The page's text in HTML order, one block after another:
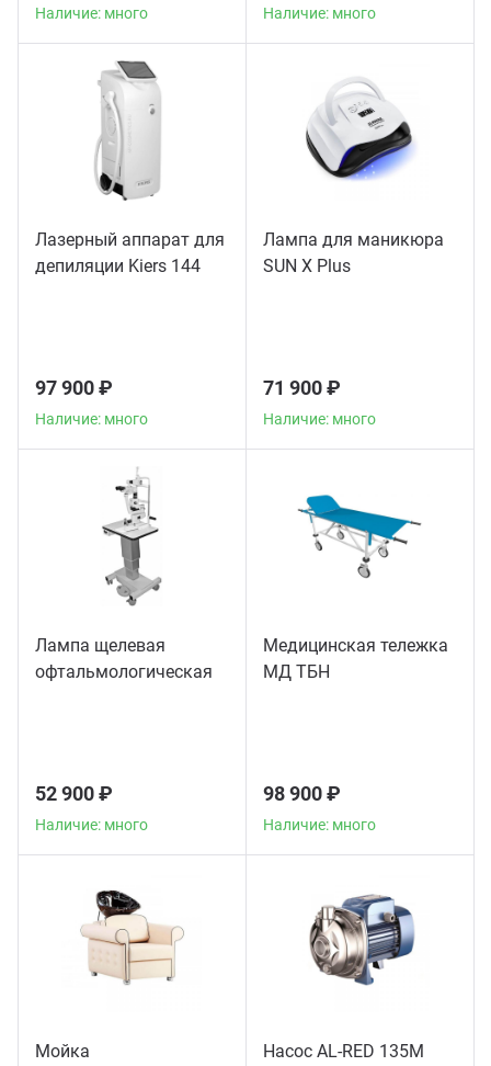
Наличие: много Наличие: много
Лазерный аппарат для
депиляции Kiers 144
97 900 ₽
Наличие: много
Лампа для маникюра
SUN X Plus
71 900 ₽
Наличие: много
Лампа щелевая
офтальмологическая
52 900 ₽
Наличие: много
Медицинская тележка
МД ТБН
98 900 ₽
Наличие: много
Мойка
Насос AL-RED 135M